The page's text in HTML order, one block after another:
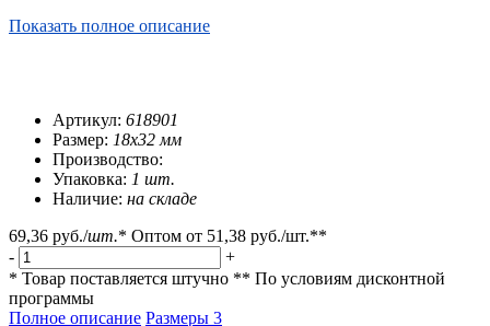
Показать полное описание
Артикул: 618901
Размер: 18х32 мм
Производство:
Упаковка: 1 шт.
Наличие: на складе
69,36 руб./шт.* Оптом от 51,38 руб./шт.**
-
+
* Товар поставляется штучно ** По условиям дисконтной
программы
Полное описание Размеры 3